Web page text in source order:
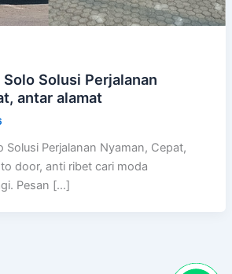
Solusi Perjalanan
antar alamat
Solusi Perjalanan Nyaman, Cepat,
door, anti ribet cari moda
Pesan […]